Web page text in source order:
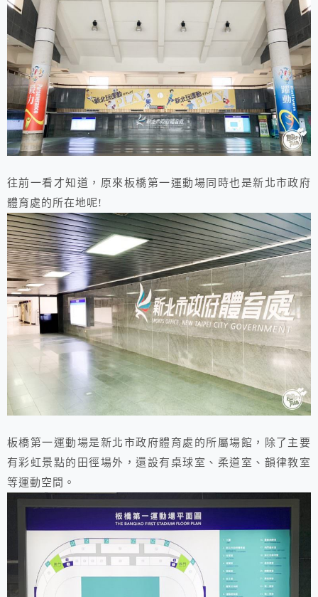
往前一看才知道，原來板橋第一運動場同時也是新北市政府
體育處的所在地呢!
板橋第一運動場是新北市政府體育處的所屬場館，除了主要
有彩虹景點的田徑場外，還設有桌球室、柔道室、韻律教室
等運動空間。